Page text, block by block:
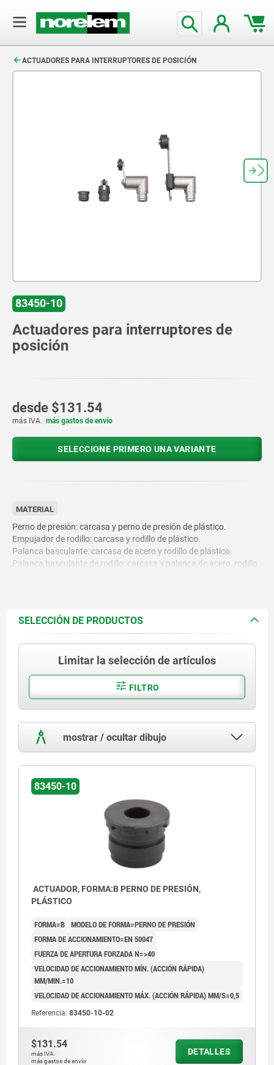
ACTUADORES PARA INTERRUPTORES DE POSICIÓN
83450-10
Actuadores para interruptores de
posición
desde $131.54
más IVA. más gastos de envío
SELECCIONE PRIMERO UNA VARIANTE
MATERIAL
Perno de presión: carcasa y perno de presión de plástico.
Empujador de rodillo: carcasa y rodillo de plástico.
Palanca basculante: carcasa de acero y rodillo de plástico.
Palanca basculante de rodillo: carcasa y palanca de acero, rodillo
SELECCIÓN DE PRODUCTOS
Limitar la selección de artículos
FILTRO
mostrar / ocultar dibujo
83450-10
ACTUADOR, FORMA:B PERNO DE PRESIÓN,
PLÁSTICO
FORMA=B MODELO DE FORMA=PERNO DE PRESIÓN
FORMA DE ACCIONAMIENTO=EN 50047
FUERZA DE APERTURA FORZADA N=>40
VELOCIDAD DE ACCIONAMIENTO MÍN. (ACCIÓN RÁPIDA)
MM/MIN.=10
VELOCIDAD DE ACCIONAMIENTO MÁX. (ACCIÓN RÁPIDA) MM/S=0,5
Referencia: 83450-10-02
$131.54
más IVA.
más gastos de envío
DETALLES